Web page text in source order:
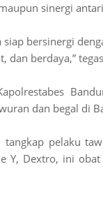
sinergi
siap bersinergi
dan berdaya,”
dan begal di
tangkap pelaku
Y, Dextro, ini